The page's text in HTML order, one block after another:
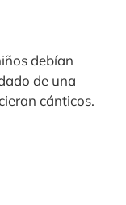
debían
de una
cánticos.